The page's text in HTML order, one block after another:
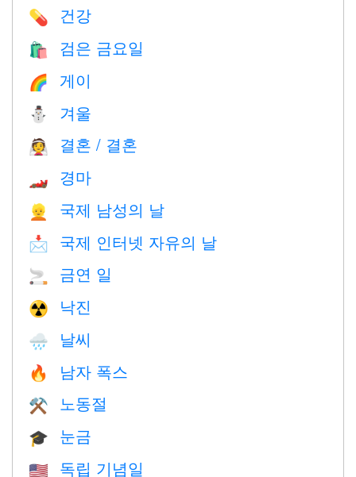
💊 건강
🛍 검은 금요일
🌈 게이
⛄ 겨울
👰 결혼 / 결혼
🏎 경마
👱 국제 남성의 날
📩 국제 인터넷 자유의 날
🚬 금연 일
☢️ 낙진
🌧 날씨
🔥 남자 폭스
⚒️ 노동절
🎓 눈금
🇺🇸 독립 기념일